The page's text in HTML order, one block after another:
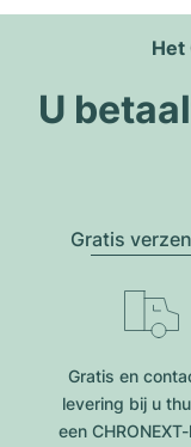
Het
U
Gratis
Gratis en
levering bij u
een